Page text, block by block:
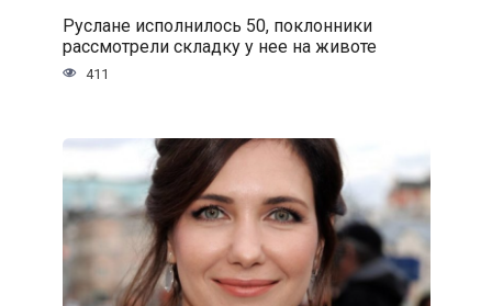
Руслане исполнилось 50, поклонники
рассмотрели складку у нее на животе
411